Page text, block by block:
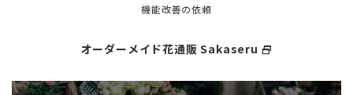
機能改善の依頼
オーダーメイド花通販 Sakaseru select_window